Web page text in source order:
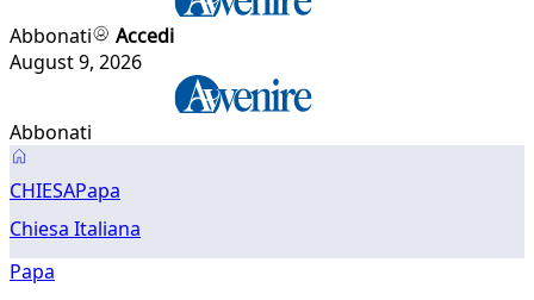
Abbonati
Accedi
August 9, 2026
Abbonati
Papa
CHIESAPapa
Chiesa Italiana
Papa